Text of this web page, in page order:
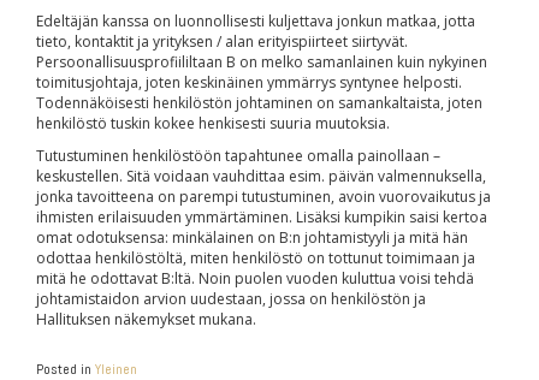
Edeltäjän kanssa on luonnollisesti kuljettava jonkun matkaa, jotta
tieto, kontaktit ja yrityksen / alan erityispiirteet siirtyvät.
Persoonallisuusprofiililtaan B on melko samanlainen kuin nykyinen
toimitusjohtaja, joten keskinäinen ymmärrys syntynee helposti.
Todennäköisesti henkilöstön johtaminen on samankaltaista, joten
henkilöstö tuskin kokee henkisesti suuria muutoksia.
Tutustuminen henkilöstöön tapahtunee omalla painollaan –
keskustellen. Sitä voidaan vauhdittaa esim. päivän valmennuksella,
jonka tavoitteena on parempi tutustuminen, avoin vuorovaikutus ja
ihmisten erilaisuuden ymmärtäminen. Lisäksi kumpikin saisi kertoa
omat odotuksensa: minkälainen on B:n johtamistyyli ja mitä hän
odottaa henkilöstöltä, miten henkilöstö on tottunut toimimaan ja
mitä he odottavat B:ltä. Noin puolen vuoden kuluttua voisi tehdä
johtamistaidon arvion uudestaan, jossa on henkilöstön ja
Hallituksen näkemykset mukana.
Posted in Yleinen